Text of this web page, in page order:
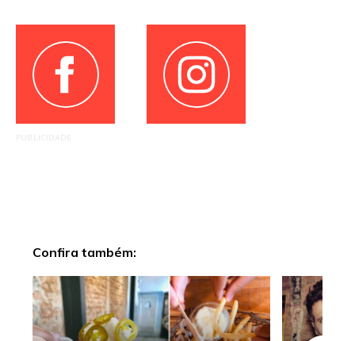
PUBLICIDADE
Confira também: